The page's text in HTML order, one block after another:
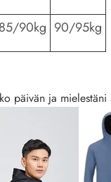
85/90kg 90/95kg
päivän ja